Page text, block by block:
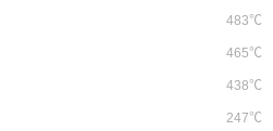
483℃
465℃
438℃
247℃